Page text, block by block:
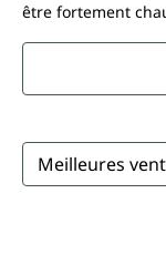
être fortement